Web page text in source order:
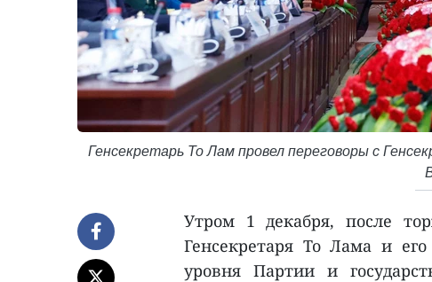
Генсекретарь То Лам провел переговоры с
Утром 1 декабря, после
Генсекретаря То Лама и
уровня Партии и